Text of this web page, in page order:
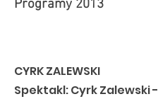
Programy 2013
CYRK ZALEWSKI
Spektakl: Cyrk Zalewski -